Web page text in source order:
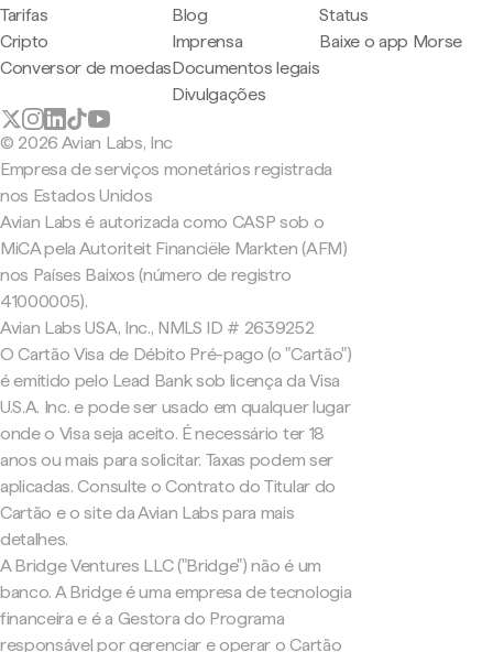
Tarifas
Cripto
Conversor de moedas
Blog
Imprensa
Documentos legais
Divulgações
Status
Baixe o app Morse
© 2026 Avian Labs, Inc
Empresa de serviços monetários registrada
nos Estados Unidos
Avian Labs é autorizada como CASP sob o
MiCA pela Autoriteit Financiële Markten (AFM)
nos Países Baixos (número de registro
41000005).
Avian Labs USA, Inc., NMLS ID # 2639252
O Cartão Visa de Débito Pré-pago (o "Cartão")
é emitido pelo Lead Bank sob licença da Visa
U.S.A. Inc. e pode ser usado em qualquer lugar
onde o Visa seja aceito. É necessário ter 18
anos ou mais para solicitar. Taxas podem ser
aplicadas. Consulte o Contrato do Titular do
Cartão e o site da Avian Labs para mais
detalhes.
A Bridge Ventures LLC ("Bridge") não é um
banco. A Bridge é uma empresa de tecnologia
financeira e é a Gestora do Programa
responsável por gerenciar e operar o Cartão